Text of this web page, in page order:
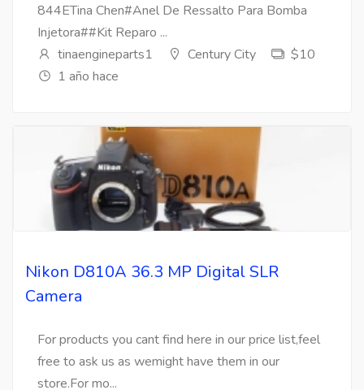
844ETina Chen#Anel De Ressalto Para Bomba
Injetora##Kit Reparo ...
tinaengineparts1
Century City
$10
1 año hace
Nikon D810A 36.3 MP Digital SLR
Camera
For products you cant find here in our price list,feel
free to ask us as wemight have them in our
store.For mo...